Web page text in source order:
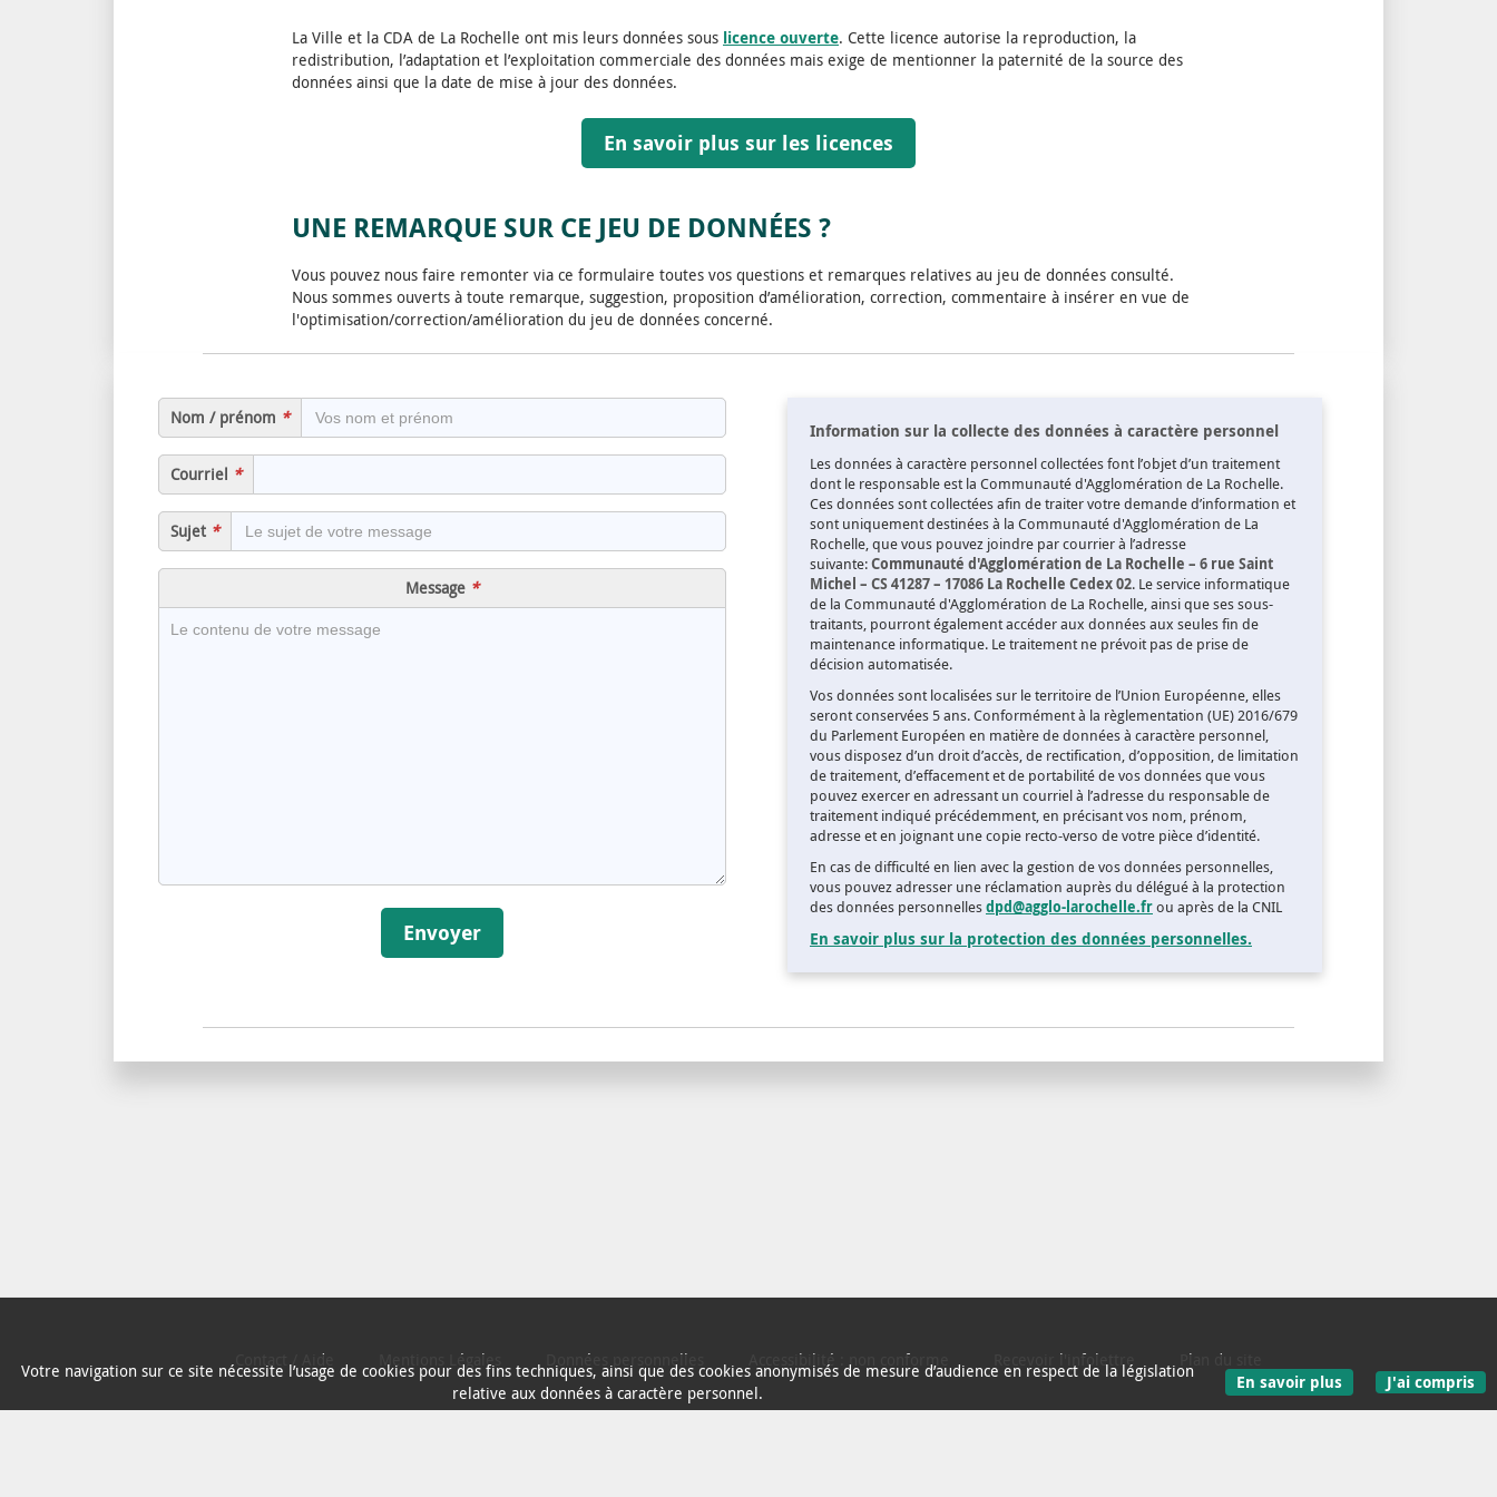
La Ville et la CDA de La Rochelle ont mis leurs données sous licence ouverte. Cette licence autorise la reproduction, la
redistribution, l’adaptation et l’exploitation commerciale des données mais exige de mentionner la paternité de la source des
données ainsi que la date de mise à jour des données.
En savoir plus sur les licences
UNE REMARQUE SUR CE JEU DE DONNÉES ?
Vous pouvez nous faire remonter via ce formulaire toutes vos questions et remarques relatives au jeu de données consulté.
Nous sommes ouverts à toute remarque, suggestion, proposition d’amélioration, correction, commentaire à insérer en vue de
l'optimisation/correction/amélioration du jeu de données concerné.
Nom / prénom
Message
Envoyer
Information sur la collecte des données à caractère personnel
Les données à caractère personnel collectées font l’objet d’un traitement
dont le responsable est la Communauté d'Agglomération de La Rochelle.
Ces données sont collectées afin de traiter votre demande d’information et
sont uniquement destinées à la Communauté d'Agglomération de La
Rochelle, que vous pouvez joindre par courrier à l’adresse
suivante:Communauté d'Agglomération de La Rochelle – 6 rue Saint
Michel – CS 41287 – 17086 La Rochelle Cedex 02. Le service informatique
de la Communauté d'Agglomération de La Rochelle, ainsi que ses sous-
traitants, pourront également accéder aux données aux seules fin de
maintenance informatique. Le traitement ne prévoit pas de prise de
décision automatisée.
Vos données sont localisées sur le territoire de l’Union Européenne, elles
seront conservées 5 ans. Conformément à la règlementation (UE) 2016/679
du Parlement Européen en matière de données à caractère personnel,
vous disposez d’un droit d’accès, de rectification, d’opposition, de limitation
de traitement, d’effacement et de portabilité de vos données que vous
pouvez exercer en adressant un courriel à l’adresse du responsable de
traitement indiqué précédemment, en précisant vos nom, prénom,
adresse et en joignant une copie recto-verso de votre pièce d’identité.
En cas de difficulté en lien avec la gestion de vos données personnelles,
vous pouvez adresser une réclamation auprès du délégué à la protection
des données personnellesdpd@agglo-larochelle.frou après de la CNIL
En savoir plus sur la protection des données personnelles.
Contact / Aide Mentions Légales Données personnelles Accessibilité : non conforme Recevoir l'infolettre Plan du site
Votre navigation sur ce site nécessite l’usage de cookies pour des fins techniques, ainsi que des cookies anonymisés de mesure d’audience en respect de la législation
relative aux données à caractère personnel.
En savoir plus J'ai compris